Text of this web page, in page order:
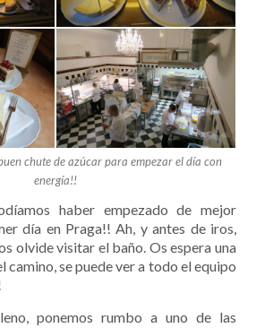
chute de azúcar para empezar el día con
energía!!
haber empezado de mejor
día en Praga!! Ah, y antes de iros,
olvide visitar el baño. Os espera una
camino, se puede ver a todo el equipo
ponemos rumbo a uno de las